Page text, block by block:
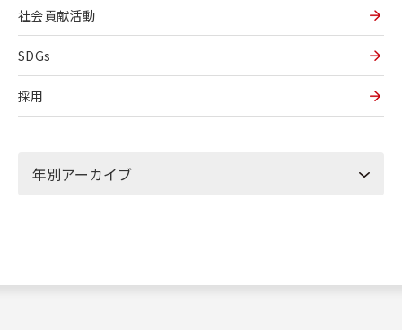
社会貢献活動
SDGs
採用